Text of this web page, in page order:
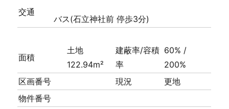
交通
バス(石立神社前 停歩3分)
面積
土地
122.94m²
建蔽率/容積
率
60% /
200%
区画番号
現況
更地
物件番号